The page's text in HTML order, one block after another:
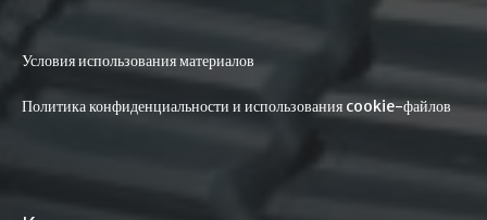
Условия использования материалов
Политика конфиденциальности и использования cookie-файлов